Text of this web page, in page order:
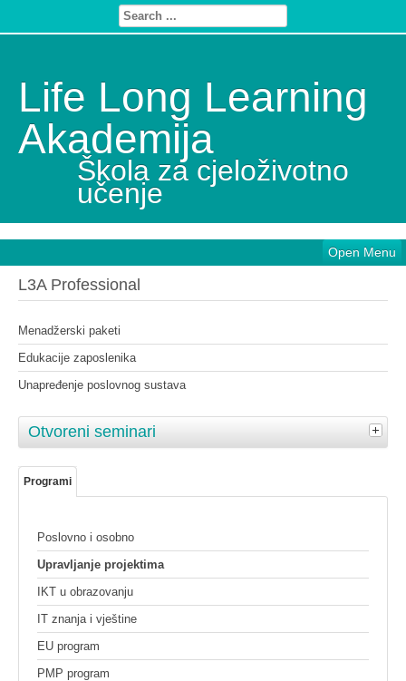
Life Long Learning
Akademija
Škola za cjeloživotno
učenje
Open Menu
L3A Professional
Menadžerski paketi
Edukacije zaposlenika
Unapređenje poslovnog sustava
Otvoreni seminari
Programi
Poslovno i osobno
Upravljanje projektima
IKT u obrazovanju
IT znanja i vještine
EU program
PMP program